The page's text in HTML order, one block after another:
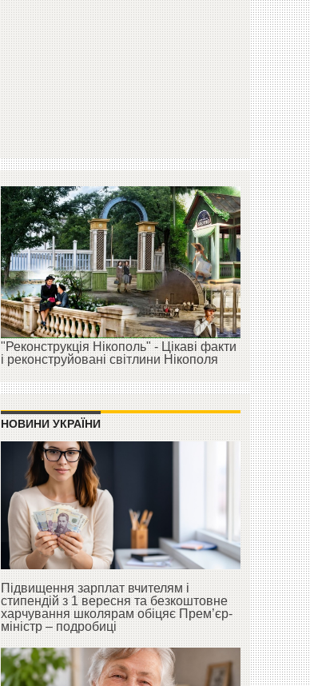
"Реконструкція Нікополь" - Цікаві факти
і реконструйовані світлини Нікополя
НОВИНИ УКРАЇНИ
Підвищення зарплат вчителям і
стипендій з 1 вересня та безкоштовне
харчування школярам обіцяє Прем’єр-
міністр – подробиці